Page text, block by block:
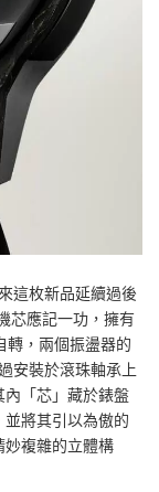
這枚新品延續過後
芯應記一功，擁有
轉，兩個振盪器的
安裝於滾珠軸承上
內「芯」藏於錶盤
將其引以為傲的
妙複雜的立體構